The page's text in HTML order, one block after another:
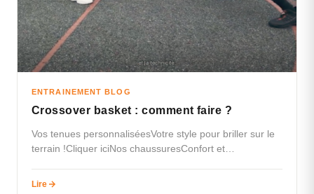
ENTRAINEMENT BLOG
Crossover basket : comment faire ?
Vos tenues personnaliséesVotre style pour briller sur le
terrain !Cliquer iciNos chaussuresConfort et
les…
Lire